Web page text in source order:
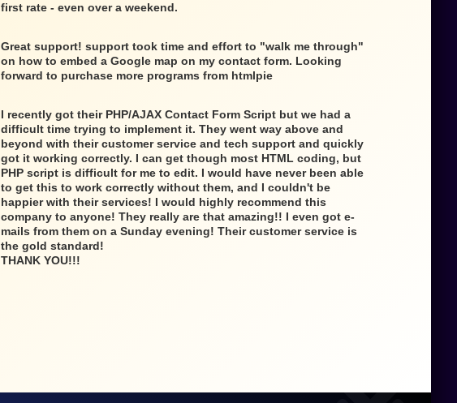
first rate - even over a weekend.
Great support! support took time and effort to "walk me through"
on how to embed a Google map on my contact form. Looking
forward to purchase more programs from htmlpie
I recently got their PHP/AJAX Contact Form Script but we had a
difficult time trying to implement it. They went way above and
beyond with their customer service and tech support and quickly
got it working correctly. I can get though most HTML coding, but
PHP script is difficult for me to edit. I would have never been able
to get this to work correctly without them, and I couldn't be
happier with their services! I would highly recommend this
company to anyone! They really are that amazing!! I even got e-
mails from them on a Sunday evening! Their customer service is
the gold standard!
THANK YOU!!!